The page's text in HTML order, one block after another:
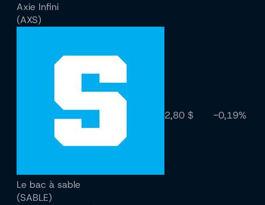
Axie Infini
(AXS)
Le bac à sable
(SABLE)
2,80 $ -0,19%